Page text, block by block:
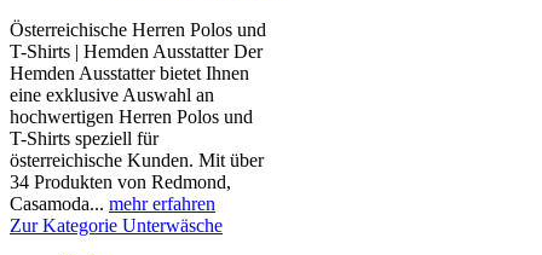
Österreichische Herren Polos und
T-Shirts | Hemden Ausstatter Der
Hemden Ausstatter bietet Ihnen
eine exklusive Auswahl an
hochwertigen Herren Polos und
T-Shirts speziell für
österreichische Kunden. Mit über
34 Produkten von Redmond,
Casamoda... mehr erfahren
Zur Kategorie Unterwäsche